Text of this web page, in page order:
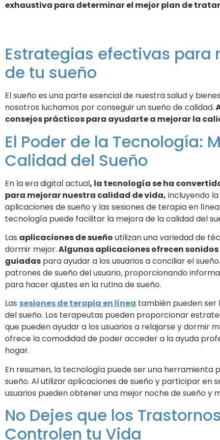
exhaustiva para determinar el mejor plan de
Estrategias efectivas para
de tu sueño
El sueño es una parte esencial de nuestra salud y
nosotros luchamos por conseguir un sueño de calidad.
consejos prácticos para ayudarte a mejorar la
El Poder de la Tecnología:
Calidad del Sueño
En la era digital actual, la tecnología se ha
para mejorar nuestra calidad de vida, incluyendo
aplicaciones de sueño y las sesiones de terapia en
tecnología puede facilitar la mejora de la calidad del
Las aplicaciones de sueño utilizan una variedad de
dormir mejor.Algunas aplicaciones ofrecen
guiadas para ayudar a los usuarios a conciliar el
patrones de sueño del usuario, proporcionando
para hacer ajustes en la rutina de sueño.
Las sesiones de terapia en línea también pueden ser
del sueño. Los terapeutas pueden proporcionar
que pueden ayudar a los usuarios a relajarse y dormir
ofrece la comodidad de poder acceder a la ayuda
hogar.
En resumen, la tecnología puede ser una herramienta
sueño. Al utilizar aplicaciones de sueño y participar en
usuarios pueden obtener una mejor noche de sueño y
No Dejes que los
Controlen tu Vida